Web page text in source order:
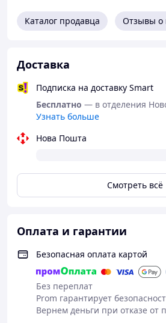
Каталог продавца Отзывы о
Доставка
Подписка на доставку Smart
Бесплатно — в отделения
Узнать больше
Нова Пошта
Смотреть всё
Оплата и гарантии
Безопасная оплата картой
Без переплат
Prom гарантирует
Вернем деньги при отказе от